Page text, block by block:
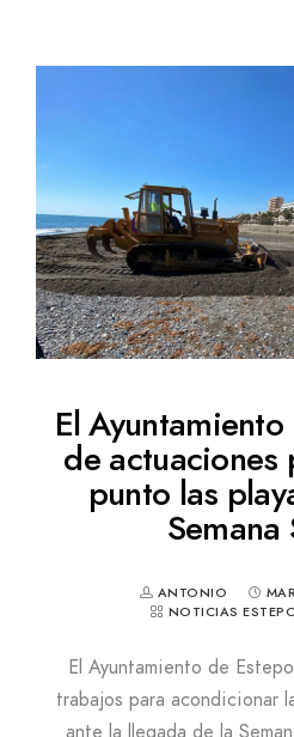
El
de actuaciones
punto las
Semana
ANTONIO
NOTICIAS
El Ayuntamiento de
trabajos para acondicionar